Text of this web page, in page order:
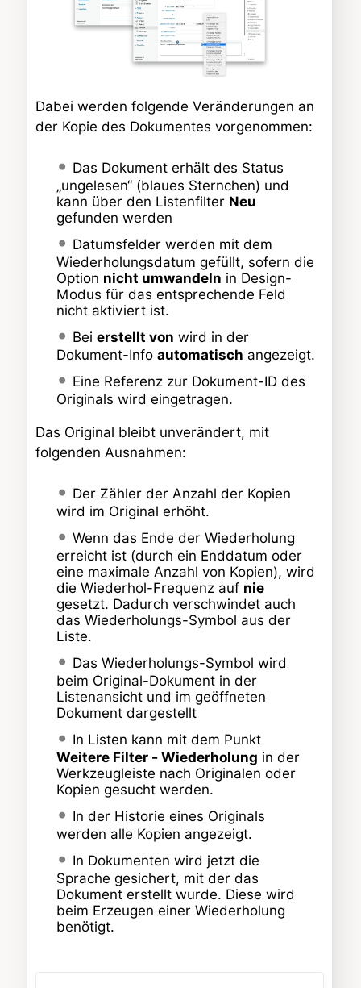
Dabei werden folgende Veränderungen an
der Kopie des Dokumentes vorgenommen:
Das Dokument erhält des Status
„ungelesen“ (blaues Sternchen) und
kann über den Listenfilter Neu
gefunden werden
Datumsfelder werden mit dem
Wiederholungsdatum gefüllt, sofern die
Option nicht umwandeln in Design-
Modus für das entsprechende Feld
nicht aktiviert ist.
Beierstellt von wird in der
Dokument-Info automatisch angezeigt.
Eine Referenz zur Dokument-ID des
Originals wird eingetragen.
Das Original bleibt unverändert, mit
folgenden Ausnahmen:
Der Zähler der Anzahl der Kopien
wird im Original erhöht.
Wenn das Ende der Wiederholung
erreicht ist (durch ein Enddatum oder
eine maximale Anzahl von Kopien), wird
die Wiederhol-Frequenz auf nie
gesetzt. Dadurch verschwindet auch
das Wiederholungs-Symbol aus der
Liste.
Das Wiederholungs-Symbol wird
beim Original-Dokument in der
Listenansicht und im geöffneten
Dokument dargestellt
In Listen kann mit dem Punkt
Weitere Filter - Wiederholung in der
Werkzeugleiste nach Originalen oder
Kopien gesucht werden.
In der Historie eines Originals
werden alle Kopien angezeigt.
In Dokumenten wird jetzt die
Sprache gesichert, mit der das
Dokument erstellt wurde. Diese wird
beim Erzeugen einer Wiederholung
benötigt.